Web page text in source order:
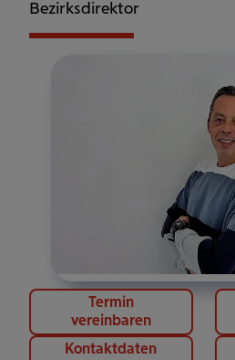
Bezirksdirektor
Termin
vereinbaren
Kontaktdaten